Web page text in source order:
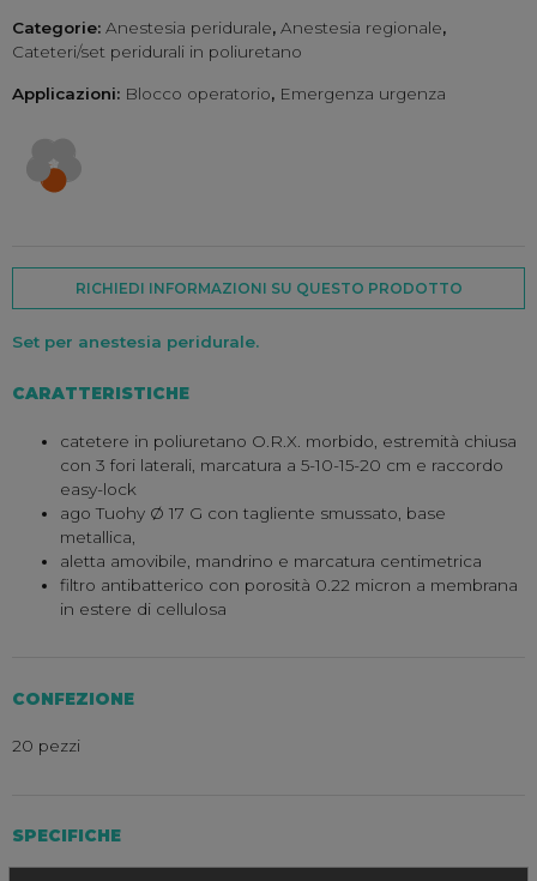
Categorie: Anestesia peridurale, Anestesia regionale,
Cateteri/set peridurali in poliuretano
Applicazioni: Blocco operatorio, Emergenza urgenza
RICHIEDI INFORMAZIONI SU QUESTO PRODOTTO
Set per anestesia peridurale.
CARATTERISTICHE
catetere in poliuretano O.R.X. morbido, estremità chiusa
con 3 fori laterali, marcatura a 5-10-15-20 cm e raccordo
easy-lock
ago Tuohy Ø 17 G con tagliente smussato, base
metallica,
aletta amovibile, mandrino e marcatura centimetrica
filtro antibatterico con porosità 0.22 micron a membrana
in estere di cellulosa
CONFEZIONE
20 pezzi
SPECIFICHE